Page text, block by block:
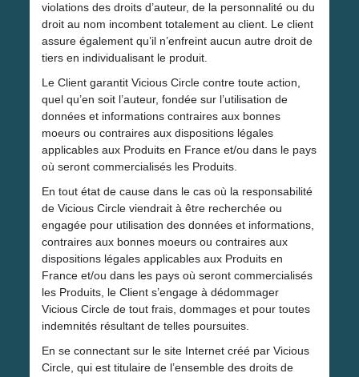
violations des droits d’auteur, de la personnalité ou du
droit au nom incombent totalement au client. Le client
assure également qu’il n’enfreint aucun autre droit de
tiers en individualisant le produit.
Le Client garantit Vicious Circle contre toute action,
quel qu’en soit l’auteur, fondée sur l’utilisation de
données et informations contraires aux bonnes
moeurs ou contraires aux dispositions légales
applicables aux Produits en France et/ou dans le pays
où seront commercialisés les Produits.
En tout état de cause dans le cas où la responsabilité
de Vicious Circle viendrait à être recherchée ou
engagée pour utilisation des données et informations,
contraires aux bonnes moeurs ou contraires aux
dispositions légales applicables aux Produits en
France et/ou dans les pays où seront commercialisés
les Produits, le Client s’engage à dédommager
Vicious Circle de tout frais, dommages et pour toutes
indemnités résultant de telles poursuites.
En se connectant sur le site Internet créé par Vicious
Circle, qui est titulaire de l’ensemble des droits de